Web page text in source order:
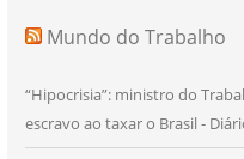
Mundo do Trabalho
“Hipocrisia”: ministro do
escravo ao taxar o Brasil -